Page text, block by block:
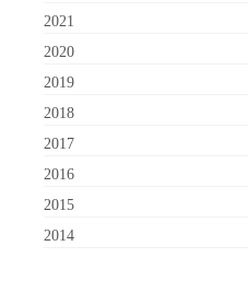
2021
2020
2019
2018
2017
2016
2015
2014